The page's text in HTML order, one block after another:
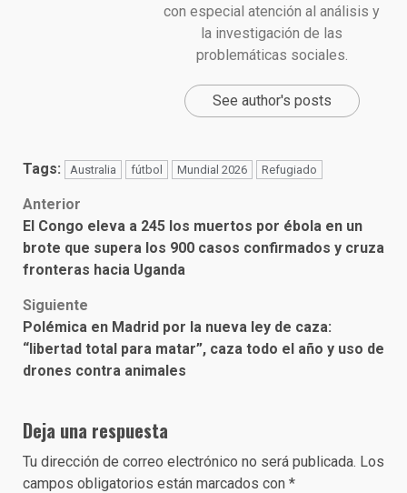
con especial atención al análisis y
la investigación de las
problemáticas sociales.
See author's posts
Tags: Australia fútbol Mundial 2026 Refugiado
Post
navigation
Anterior
El Congo eleva a 245 los muertos por ébola en un
brote que supera los 900 casos confirmados y cruza
fronteras hacia Uganda
Siguiente
Polémica en Madrid por la nueva ley de caza:
“libertad total para matar”, caza todo el año y uso de
drones contra animales
Deja una respuesta
Tu dirección de correo electrónico no será publicada. Los
campos obligatorios están marcados con *